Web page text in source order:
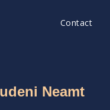
Contact
Neamt